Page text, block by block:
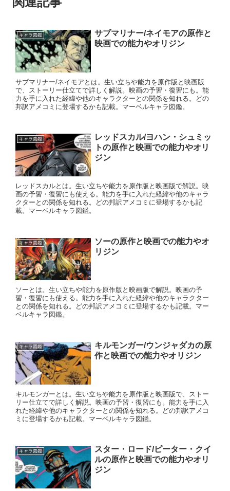
キャラ図鑑
サブマリナー/ネイモアの原作と
映画での能力やオリジン
サブマリナー/ネイモアとは。生い立ちや能力を原作版と映画版
で、ストーリー仕立てで詳しく解説。映画の予習・復習にも。能
力を手に入れた経緯や他のキャラクターとの関係を知れる。どの
邦訳アメコミに登場するかも記載。マーベルキャラ図鑑。
キャラ図鑑
レッドスカル/ヨハン・シュミッ
トの原作と映画での能力やオリ
ジン
レッドスカルとは。生い立ちや能力を原作版と映画版で解説。映
画の予習・復習にも使える。能力を手に入れた経緯や他のキャラ
クターとの関係を知れる。どの邦訳アメコミに登場するかも記
載。マーベルキャラ図鑑。
キャラ図鑑
ソーの原作と映画での能力やオ
リジン
ソーとは。生い立ちや能力を原作版と映画版で解説。映画の予
習・復習にも使える。能力を手に入れた経緯や他のキャラクター
との関係を知れる。どの邦訳アメコミに登場するかも記載。マー
ベルキャラ図鑑。
キャラ図鑑
キルモンガー/ウンジャダカの原
作と映画での能力やオリジン
キルモンガーとは。生い立ちや能力を原作版と映画版で、ストー
リー仕立てで詳しく解説。映画の予習・復習にも。能力を手に入
れた経緯や他のキャラクターとの関係を知れる。どの邦訳アメコ
ミに登場するかも記載。マーベルキャラ図鑑。
キャラ図鑑
スター・ロード/ピーター・クイ
ルの原作と映画での能力やオリ
ジン